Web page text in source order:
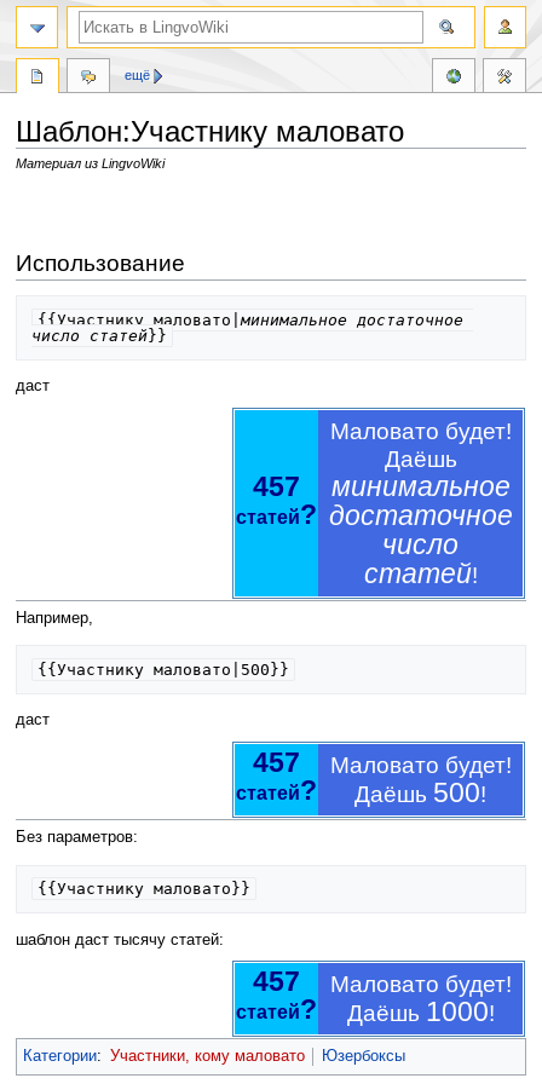
Шаблон:Участнику маловато
Материал из LingvoWiki
Использование
{{Участнику маловато|минимальное достаточное
число статей }}
даст
457
статей?
Маловато будет!
Даёшь
минимальное
достаточное
число
статей!
Например,
{{Участнику маловато|500}}
даст
457
статей?
Маловато будет!
Даёшь 500!
Без параметров:
{{Участнику маловато}}
шаблон даст тысячу статей:
457
статей?
Маловато будет!
Даёшь 1000!
Категории: Участники, кому маловато Юзербоксы
ещё